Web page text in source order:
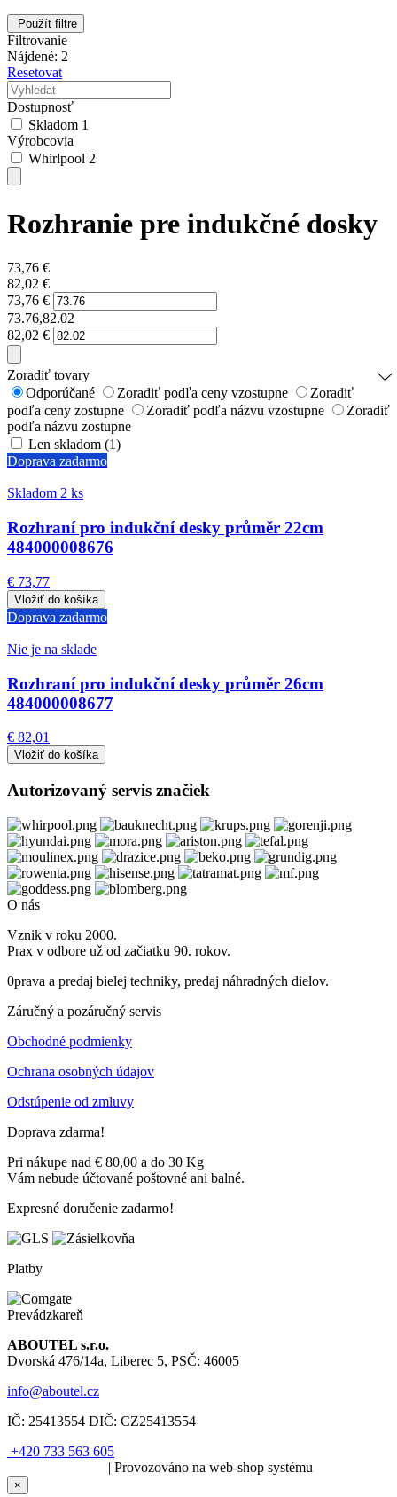
Použít filtre
Filtrovanie
Nájdené: 2
Resetovat
Dostupnosť
Skladom 1
Výrobcovia
Whirlpool 2
Rozhranie pre indukčné dosky
73,76 €
82,02 €
73,76 €
73.76,82.02
82,02 €
Zoradiť tovary
Odporúčané
Zoradiť podľa ceny vzostupne
Zoradiť
podľa ceny zostupne
Zoradiť podľa názvu vzostupne
Zoradiť
podľa názvu zostupne
Len skladom (1)
Doprava zadarmo
Skladom 2 ks
Rozhraní pro indukční desky průměr 22cm
484000008676
€ 73,77
Doprava zadarmo
Nie je na sklade
Rozhraní pro indukční desky průměr 26cm
484000008677
€ 82,01
Autorizovaný servis značiek
O nás
Vznik v roku 2000.
Prax v odbore už od začiatku 90. rokov.
0prava a predaj bielej techniky, predaj náhradných dielov.
Záručný a pozáručný servis
Obchodné podmienky
Ochrana osobných údajov
Odstúpenie od zmluvy
Doprava zdarma!
Pri nákupe nad € 80,00 a do 30 Kg
Vám nebude účtované poštovné ani balné.
Expresné doručenie zadarmo!
Platby
Prevádzkareň
ABOUTEL s.r.o.
Dvorská 476/14a, Liberec 5, PSČ: 46005
info@aboutel.cz
IČ: 25413554 DIČ: CZ25413554
+420 733 563 605
| Provozováno na web-shop systému
×